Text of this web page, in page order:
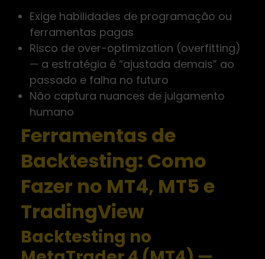
Exige habilidades de programação ou
ferramentas pagas
Risco de over-optimization (overfitting)
— a estratégia é “ajustada demais” ao
passado e falha no futuro
Não captura nuances de julgamento
humano
Ferramentas de
Backtesting: Como
Fazer no MT4, MT5 e
TradingView
Backtesting no